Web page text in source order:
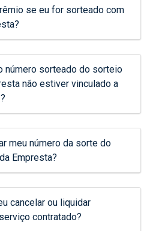
se eu for sorteado com
número sorteado do sorteio
não estiver vinculado a
meu número da sorte do
Empresta?
cancelar ou liquidar
contratado?